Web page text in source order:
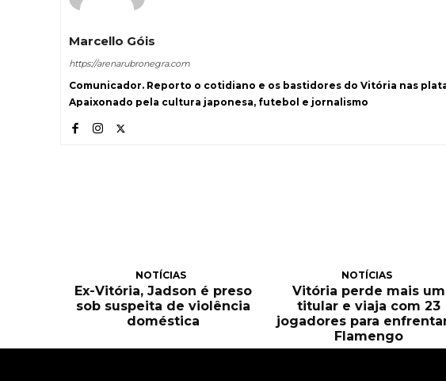
Marcello Góis
https://arenarubronegra.com
Comunicador. Reporto o cotidiano e os bastidores do Vitória nas
Apaixonado pela cultura japonesa, futebol e jornalismo
NOTÍCIAS
Ex-Vitória, Jadson é preso
sob suspeita de violência
doméstica
NOTÍCIAS
Vitória perde mais um
titular e viaja com 23
jogadores para
Flamengo